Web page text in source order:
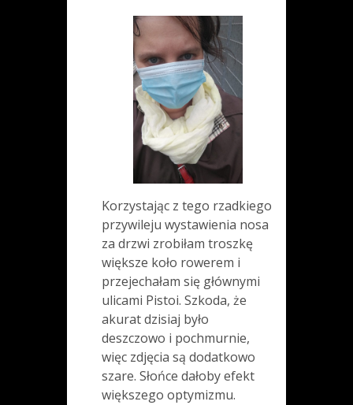
Korzystając z tego rzadkiego
przywileju wystawienia nosa
za drzwi zrobiłam troszkę
większe koło rowerem i
przejechałam się głównymi
ulicami Pistoi. Szkoda, że
akurat dzisiaj było
deszczowo i pochmurnie,
więc zdjęcia są dodatkowo
szare. Słońce dałoby efekt
większego optymizmu.